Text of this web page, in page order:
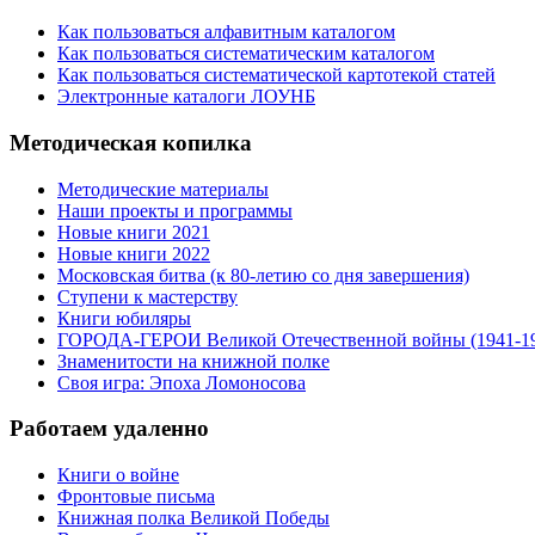
Как пользоваться алфавитным каталогом
Как пользоваться систематическим каталогом
Как пользоваться систематической картотекой статей
Электронные каталоги ЛОУНБ
Методическая копилка
Методические материалы
Наши проекты и программы
Новые книги 2021
Новые книги 2022
Московская битва (к 80-летию со дня завершения)
Ступени к мастерству
Книги юбиляры
ГОРОДА-ГЕРОИ Великой Отечественной войны (1941-
Знаменитости на книжной полке
Своя игра: Эпоха Ломоносова
Работаем удаленно
Книги о войне
Фронтовые письма
Книжная полка Великой Победы